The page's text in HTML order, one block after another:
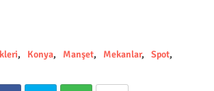
Konya Manşet Mekanlar
Spot